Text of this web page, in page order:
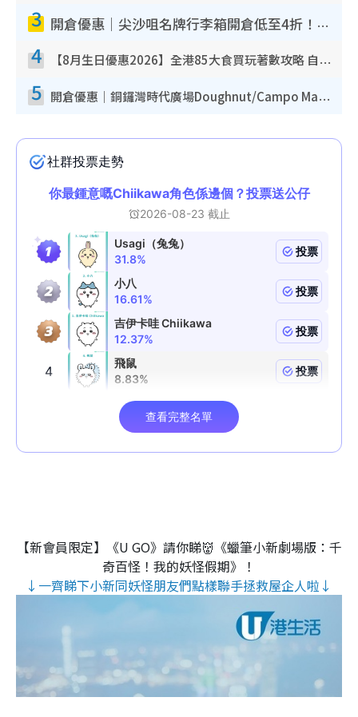
3 開倉優惠｜尖沙咀名牌行李箱開倉低至4折！一連5日 American Tourister/ace./Hallmark $200起！
4 【8月生日優惠2026】全港85大食買玩著數攻略 自助餐/火鍋放題同行免費＋誠品/DONKI送現金券
5 開倉優惠｜銅鑼灣時代廣場Doughnut/Campo Marzio開倉低至1折！背囊、書包、手袋劈價$200起
【新會員限定】《U GO》請你睇👹《蠟筆小新劇場版：千
奇百怪！我的妖怪假期》！
↓一齊睇下小新同妖怪朋友們點樣聯手拯救屋企人啦↓